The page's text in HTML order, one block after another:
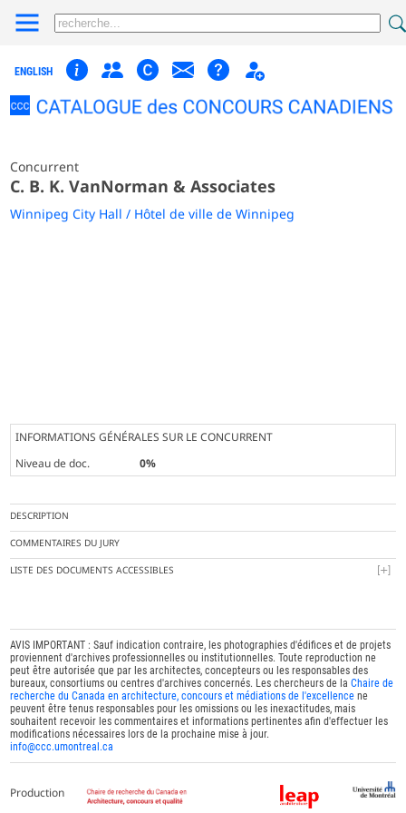
ENGLISH
Concurrent
C. B. K. VanNorman & Associates
Winnipeg City Hall / Hôtel de ville de Winnipeg
INFORMATIONS GÉNÉRALES SUR LE CONCURRENT
Niveau de doc.
0%
DESCRIPTION
COMMENTAIRES DU JURY
LISTE DES DOCUMENTS ACCESSIBLES
AVIS IMPORTANT : Sauf indication contraire, les photographies d'édifices et de projets
proviennent d'archives professionnelles ou institutionnelles. Toute reproduction ne
peut être autorisée que par les architectes, concepteurs ou les responsables des
bureaux, consortiums ou centres d'archives concernés. Les chercheurs de laChaire de
recherche du Canada en architecture, concours et médiations de l'excellence ne
peuvent être tenus responsables pour les omissions ou les inexactitudes, mais
souhaitent recevoir les commentaires et informations pertinentes afin d'effectuer les
modifications nécessaires lors de la prochaine mise à jour.
info@ccc.umontreal.ca
Production